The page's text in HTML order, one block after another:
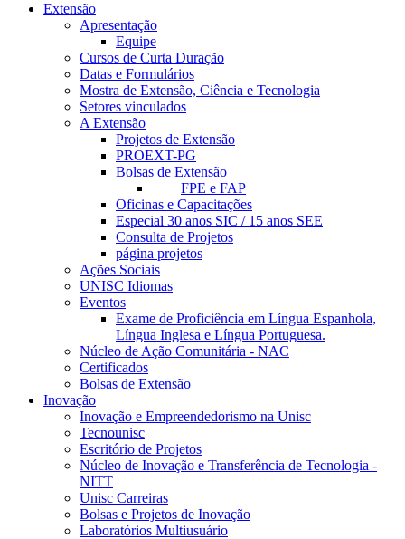
Extensão
Apresentação
Equipe
Cursos de Curta Duração
Datas e Formulários
Mostra de Extensão, Ciência e Tecnologia
Setores vinculados
A Extensão
Projetos de Extensão
PROEXT-PG
Bolsas de Extensão
FPE e FAP
Oficinas e Capacitações
Especial 30 anos SIC / 15 anos SEE
Consulta de Projetos
página projetos
Ações Sociais
UNISC Idiomas
Eventos
Exame de Proficiência em Língua Espanhola,
Língua Inglesa e Língua Portuguesa.
Núcleo de Ação Comunitária - NAC
Certificados
Bolsas de Extensão
Inovação
Inovação e Empreendedorismo na Unisc
Tecnounisc
Escritório de Projetos
Núcleo de Inovação e Transferência de Tecnologia -
NITT
Unisc Carreiras
Bolsas e Projetos de Inovação
Laboratórios Multiusuário